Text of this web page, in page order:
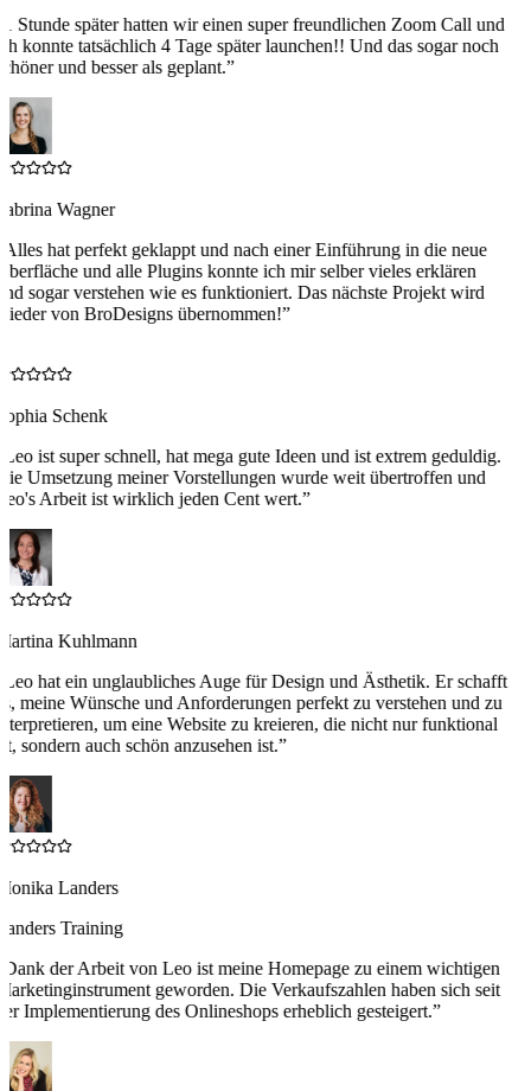
1 Stunde später hatten wir einen super freundlichen Zoom Call und
konnte tatsächlich 4 Tage später launchen!! Und das sogar noch
und besser als geplant.”
Wagner
Alles hat perfekt geklappt und nach einer Einführung in die neue
und alle Plugins konnte ich mir selber vieles erklären
sogar verstehen wie es funktioniert. Das nächste Projekt wird
von BroDesigns übernommen!”
Schenk
Leo ist super schnell, hat mega gute Ideen und ist extrem geduldig.
Umsetzung meiner Vorstellungen wurde weit übertroffen und
Arbeit ist wirklich jeden Cent wert.”
Kuhlmann
Leo hat ein unglaubliches Auge für Design und Ästhetik. Er schafft
meine Wünsche und Anforderungen perfekt zu verstehen und zu
um eine Website zu kreieren, die nicht nur funktional
sondern auch schön anzusehen ist.”
Landers
Training
Dank der Arbeit von Leo ist meine Homepage zu einem wichtigen
geworden. Die Verkaufszahlen haben sich seit
Implementierung des Onlineshops erheblich gesteigert.”